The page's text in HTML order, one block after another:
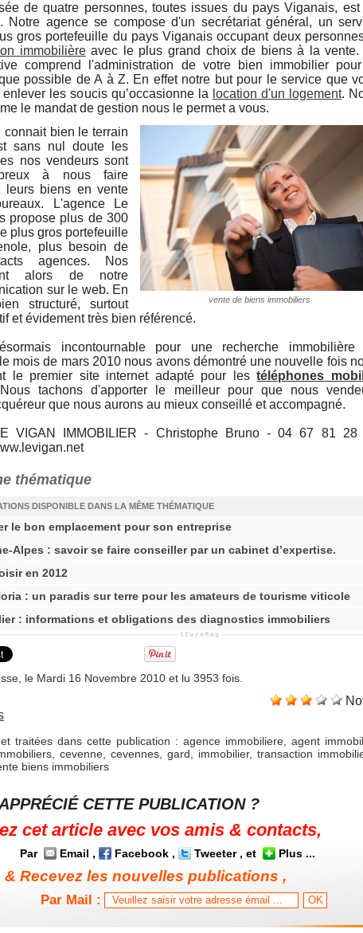
de quatre personnes, toutes issues du pays Viganais, est
Notre agence se compose d'un secrétariat général, un
gros portefeuille du pays Viganais occupant deux
immobilièreavec le plus grand choix de biens à la vente.
comprend l'administration de votre bien immobilier
possible de A à Z. En effet notre but pour le service que
les soucis qu’occasionne la location d'un logement.
le mandat de gestion nous le permet a vous.
vente de biens immobiliers
connait bien le terrain
sans nul doute les
nos vendeurs sont
à nous faire
leurs biens en vente
L'agence Le
propose plus de 300
plus gros portefeuille
plus besoin de
agences. Nos
alors de notre
sur le web. En
structuré, surtout
et évidement très bien référencé.
incontournable pour une recherche immobilière
mois de mars 2010 nous avons démontré une nouvelle fois
le premier site internet adapté pour lestéléphones
Nous tachons d'apporter le meilleur pour que nous
que nous aurons au mieux conseillé et accompagné.
VIGAN IMMOBILIER - Christophe Bruno - 04 67 81 28
thématique
DISPONIBLE DANS LA MÊME THÉMATIQUE
le bon emplacement pour son entreprise
Alpes : savoir se faire conseiller par un cabinet d’expertise.
en 2012
: un paradis sur terre pour les amateurs de tourisme viticole
: informations et obligations des diagnostics immobiliers
le Mardi 16 Novembre 2010 et lu 3953 fois.
traitées dans cette publication : agence immobiliere agent
cevenne cevennes gard immobilier, transaction
biens immobiliers
CETTE PUBLICATION ?
cet article avec vos amis & contacts,
Par Email , Facebook , Tweeter, et Plus ...
& Recevez les nouvelles publications ,
Par Mail :